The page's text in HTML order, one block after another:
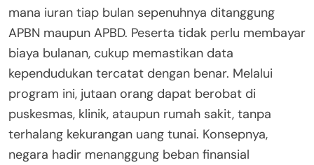
mana iuran tiap bulan sepenuhnya ditanggung
APBN maupun APBD. Peserta tidak perlu membayar
biaya bulanan, cukup memastikan data
kependudukan tercatat dengan benar. Melalui
program ini, jutaan orang dapat berobat di
puskesmas, klinik, ataupun rumah sakit, tanpa
terhalang kekurangan uang tunai. Konsepnya,
negara hadir menanggung beban finansial